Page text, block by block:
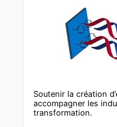
Soutenir la création
accompagner les
transformation.